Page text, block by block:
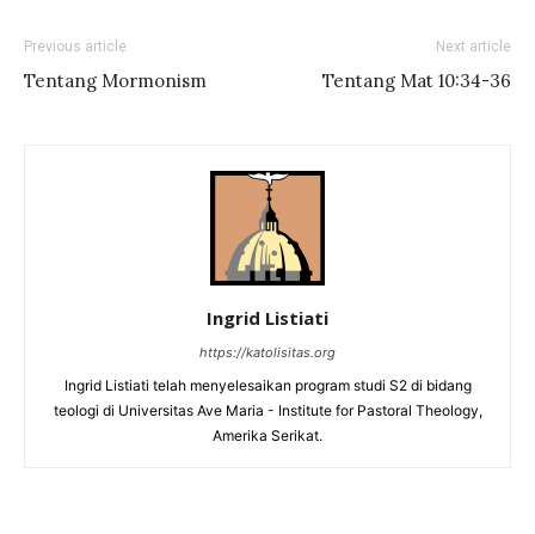
Previous article
Tentang Mormonism
Next article
Tentang Mat 10:34-36
Ingrid Listiati
https://katolisitas.org
Ingrid Listiati telah menyelesaikan program studi S2 di bidang
teologi di Universitas Ave Maria - Institute for Pastoral Theology,
Amerika Serikat.